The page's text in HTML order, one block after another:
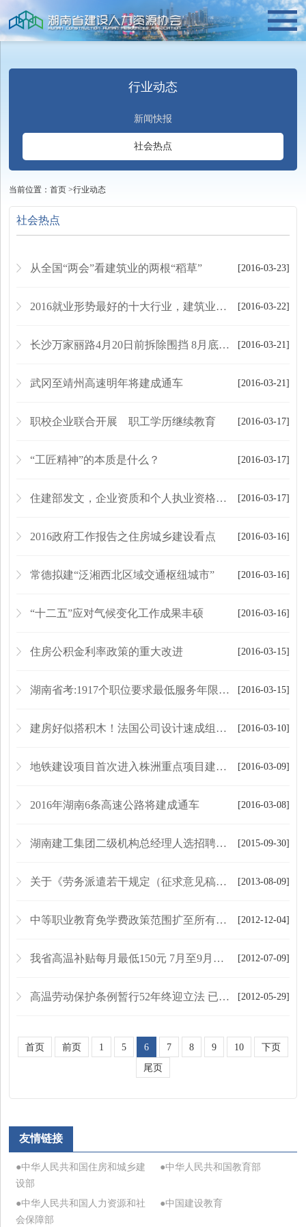
行业动态
新闻快报
社会热点
当前位置：首页 >行业动态
社会热点
[2016-03-23]
从全国“两会”看建筑业的两根“稻草”
[2016-03-22]
2016就业形势最好的十大行业，建筑业榜上有名
[2016-03-21]
长沙万家丽路4月20日前拆除围挡 8月底完成辅道建设
[2016-03-21]
武冈至靖州高速明年将建成通车
[2016-03-17]
职校企业联合开展 职工学历继续教育
[2016-03-17]
“工匠精神”的本质是什么？
[2016-03-17]
住建部发文，企业资质和个人执业资格初审“评委”将变！
[2016-03-16]
2016政府工作报告之住房城乡建设看点
[2016-03-16]
常德拟建“泛湘西北区域交通枢纽城市”
[2016-03-16]
“十二五”应对气候变化工作成果丰硕
[2016-03-15]
住房公积金利率政策的重大改进
[2016-03-15]
湖南省考:1917个职位要求最低服务年限为5年
[2016-03-10]
建房好似搭积木！法国公司设计速成组装房屋
[2016-03-09]
地铁建设项目首次进入株洲重点项目建设"篮子"
[2016-03-08]
2016年湖南6条高速公路将建成通车
[2015-09-30]
湖南建工集团二级机构总经理人选招聘公告
[2013-08-09]
关于《劳务派遣若干规定（征求意见稿）》公开征求意见的通知
[2012-12-04]
中等职业教育免学费政策范围扩至所有农村学生
[2012-07-09]
我省高温补贴每月最低150元 7月至9月发放
[2012-05-29]
高温劳动保护条例暂行52年终迎立法 已结束意见征集
首页 前页 1 5 6 7 8 9 10
下页
尾页
友情链接
●中华人民共和国住房和城乡建
设部
●中华人民共和国教育部
●中华人民共和国人力资源和社
会保障部
●中国建设教育